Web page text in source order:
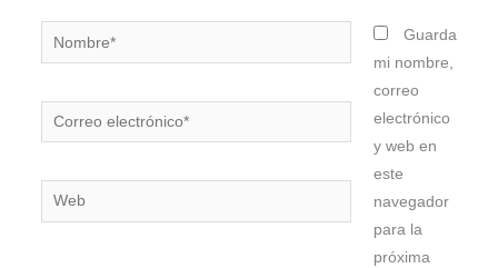
Nombre*
Correo
electrónico*
Web
Guarda
mi nombre,
correo
electrónico
y web en
este
navegador
para la
próxima